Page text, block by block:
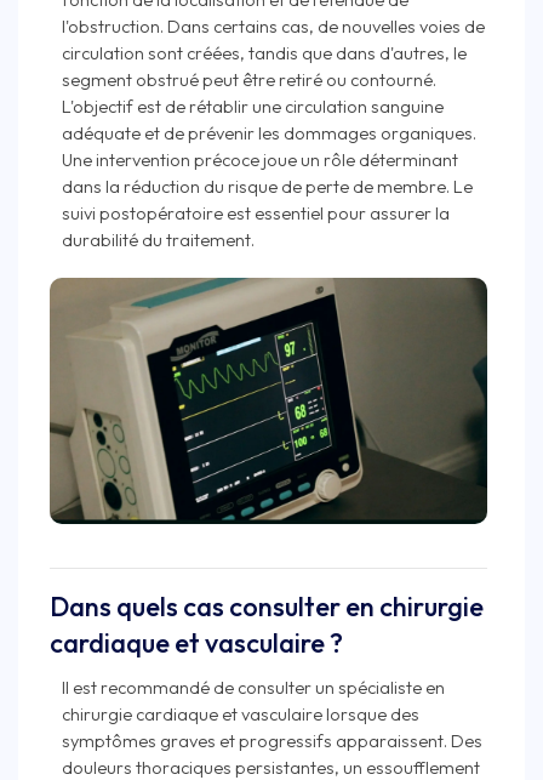
l'obstruction. Dans certains cas, de nouvelles voies de
circulation sont créées, tandis que dans d'autres, le
segment obstrué peut être retiré ou contourné.
L'objectif est de rétablir une circulation sanguine
adéquate et de prévenir les dommages organiques.
Une intervention précoce joue un rôle déterminant
dans la réduction du risque de perte de membre. Le
suivi postopératoire est essentiel pour assurer la
durabilité du traitement.
Dans quels cas consulter en chirurgie
cardiaque et vasculaire ?
Il est recommandé de consulter un spécialiste en
chirurgie cardiaque et vasculaire lorsque des
symptômes graves et progressifs apparaissent. Des
douleurs thoraciques persistantes, un essoufflement